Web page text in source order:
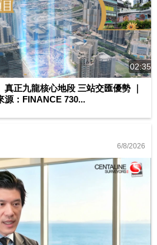
02:35
真正九龍核心地段 三站交匯優勢 ｜
源：FINANCE 730...
6/8/2026